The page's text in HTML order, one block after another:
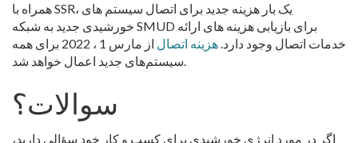
همراه با SSR، یک بار هزینه جدید برای اتصال سیستم های
خورشیدی جدید به شبکه SMUD برای بازیابی هزینه های ارائه
خدمات اتصال وجود دارد.هزینه اتصال
از مارس 1 ، 2022 برای همه
سیستم‌های جدید اعمال خواهد شد.
سوالات؟
اگر در مورد انرژی خورشیدی برای کسب و کار خود سؤالی دارید،